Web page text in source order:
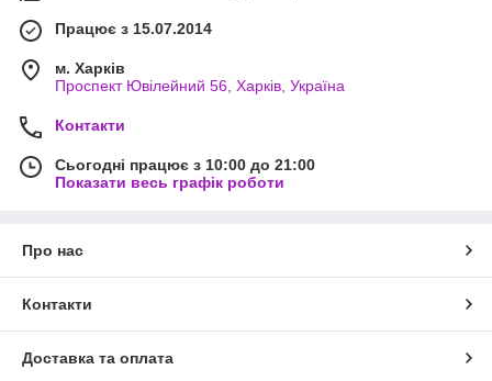
Працює з 15.07.2014
м. Харків
Проспект Ювілейний 56, Харків, Україна
Контакти
Сьогодні працює з 10:00 до 21:00
Показати весь графік роботи
Про нас
Контакти
Доставка та оплата